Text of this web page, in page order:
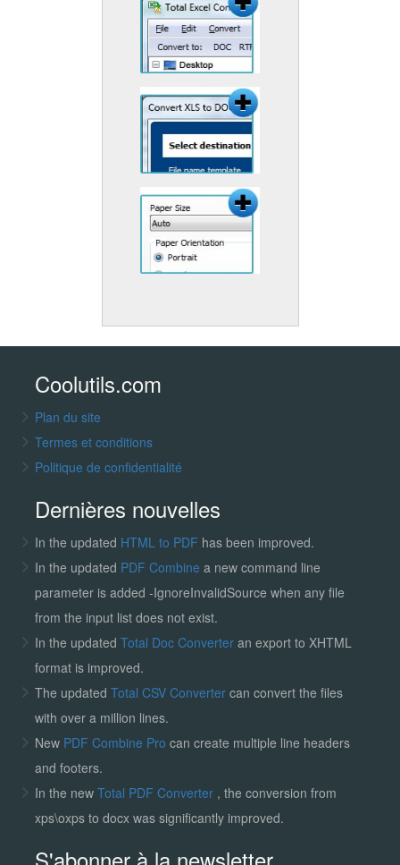
Coolutils.com
Plan du site
Termes et conditions
Politique de confidentialité
Dernières nouvelles
In the updated HTML to PDF has been improved.
In the updated PDF Combine a new command line
parameter is added -IgnoreInvalidSource when any file
from the input list does not exist.
In the updated Total Doc Converter an export to XHTML
format is improved.
The updated Total CSV Convertercan convert the files
with over a million lines.
New PDF Combine Pro can create multiple line headers
and footers.
In the new Total PDF Converter , the conversion from
xps\oxps to docx was significantly improved.